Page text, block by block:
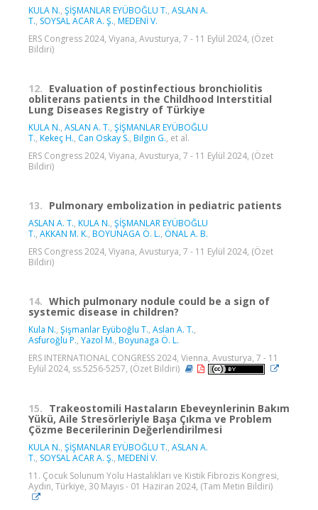
KULA N., ŞİŞMANLAR EYÜBOĞLU T., ASLAN A.
T., SOYSAL ACAR A. Ş., MEDENİ V.
ERS Congress 2024, Viyana, Avusturya, 7 - 11 Eylül 2024, (Özet
Bildiri)
12. Evaluation of postinfectious bronchiolitis
obliterans patients in the Childhood Interstitial
Lung Diseases Registry of Türkiye
KULA N., ASLAN A. T., ŞİŞMANLAR EYÜBOĞLU
T., Kekeç H., Can Oskay S., Bilgin G., et al.
ERS Congress 2024, Viyana, Avusturya, 7 - 11 Eylül 2024, (Özet
Bildiri)
13. Pulmonary embolization in pediatric patients
ASLAN A. T., KULA N., ŞİŞMANLAR EYÜBOĞLU
T., AKKAN M. K., BOYUNAGA Ö. L., ÖNAL A. B.
ERS Congress 2024, Viyana, Avusturya, 7 - 11 Eylül 2024, (Özet
Bildiri)
14. Which pulmonary nodule could be a sign of
systemic disease in children?
Kula N., Şişmanlar Eyüboğlu T., Aslan A. T.,
Asfuroğlu P., Yazol M., Boyunaga Ö. L.
ERS INTERNATIONAL CONGRESS 2024, Vienna, Avusturya, 7 - 11
Eylül 2024, ss.5256-5257, (Özet Bildiri)
15. Trakeostomili Hastaların Ebeveynlerinin Bakım
Yükü, Aile Stresörleriyle Başa Çıkma ve Problem
Çözme Becerilerinin Değerlendirilmesi
KULA N., ŞİŞMANLAR EYÜBOĞLU T., ASLAN A.
T., SOYSAL ACAR A. Ş., MEDENİ V.
11. Çocuk Solunum Yolu Hastalıkları ve Kistik Fibrozis Kongresi,
Aydın, Türkiye, 30 Mayıs - 01 Haziran 2024, (Tam Metin Bildiri)